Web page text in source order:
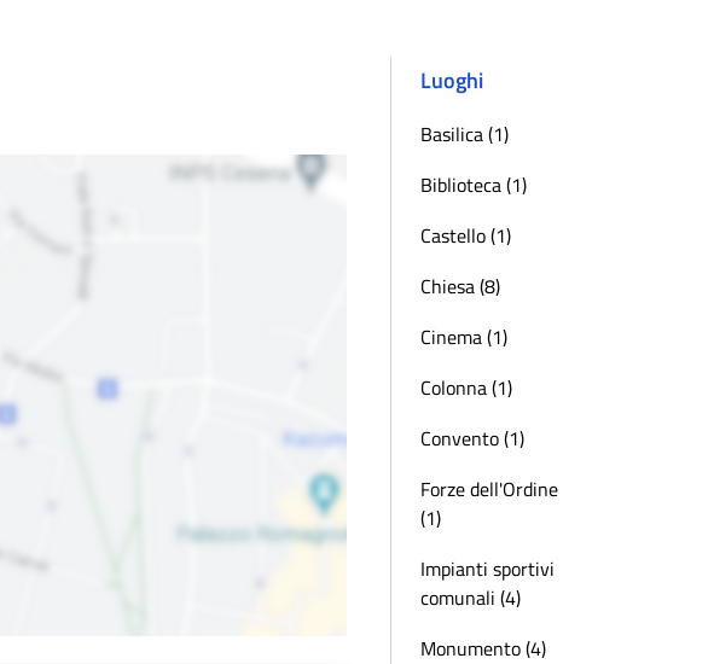
Luoghi
Basilica (1)
Biblioteca (1)
Castello (1)
Chiesa (8)
Cinema (1)
Colonna (1)
Convento (1)
Forze dell'Ordine
(1)
Impianti sportivi
comunali (4)
Monumento (4)